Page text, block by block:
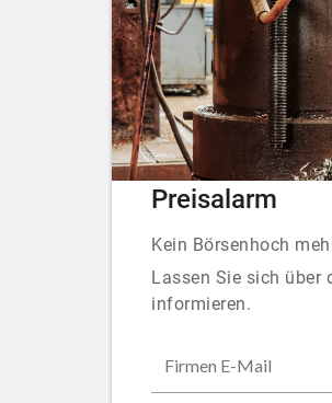
Preisalarm
Kein Börsenhoch
Lassen Sie sich über
informieren.